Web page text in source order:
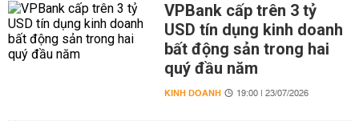
VPBank cấp trên 3 tỷ
USD tín dụng kinh doanh
bất động sản trong hai
quý đầu năm
KINH DOANH 19:00 | 23/07/2026